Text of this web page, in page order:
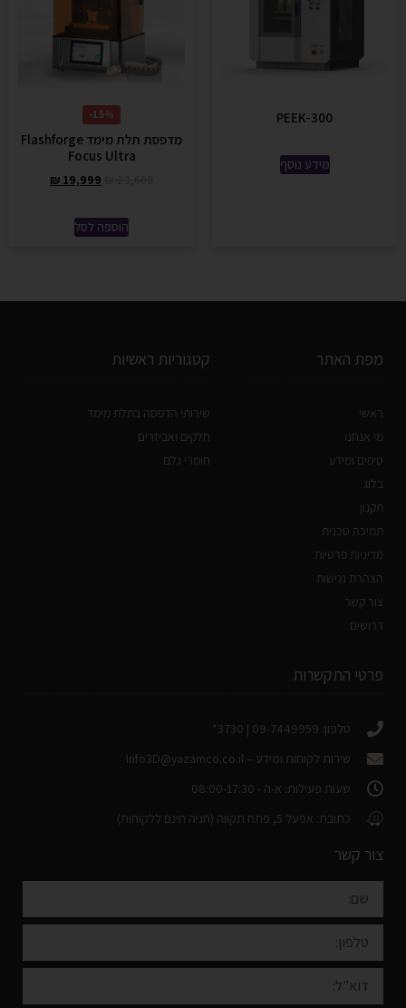
PEEK-300
מידע נוסף
15%-
מדפסת תלת מימד Flashforge
Focus Ultra
₪ 19,999
הוספה לסל
מפת האתר
ראשי
מי אנחנו
טיפים ומידע
בלוג
תקנון
תמיכה טכנית
מדיניות פרטיות
הצהרת נגישות
צור קשר
דרושים
קטגוריות ראשיות
שירותי הדפסה בתלת מימד
חלקים ואביזרים
חומרי גלם
פרטי התקשרות
טלפון: 09-7449959 | 3730*
שירות לקוחות ומידע – Info3D@yazamco.co.il
שעות פעילות: א-ה - 08:00-17:30
כתובת: אפעל 5, פתח תקווה (חניה חינם ללקוחות)
צור קשר